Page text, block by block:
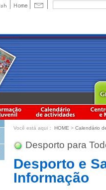
Você está aqui： HOME > Calendário
Desporto para
Desporto e
Informação